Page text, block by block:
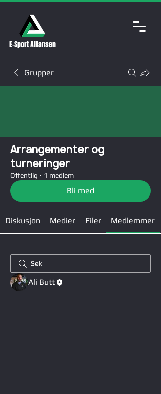
E-Sport Alliansen
Grupper
Arrangementer og
turneringer
Offentlig · 1 medlem
Bli med
Diskusjon Medier Filer Medlemmer
Ali Butt